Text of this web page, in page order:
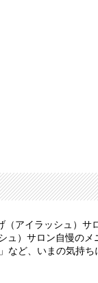
アイラッシュ）サ
）サロン自慢の
ど、いまの気持